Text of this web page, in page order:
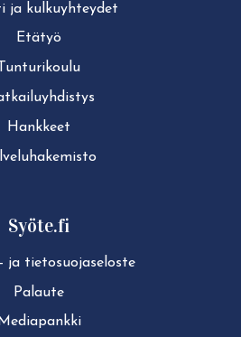
ja kul­ku­yh­tey­det
Etätyö
Tun­tu­ri­kou­lu
Hankkeet
Syöte.fi
ja tie­to­suo­ja­se­los­te
Palaute